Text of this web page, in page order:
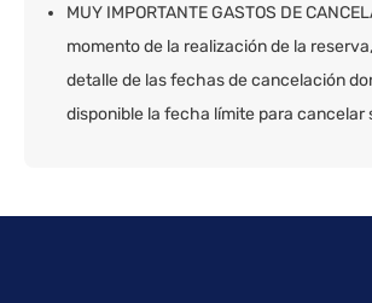
MUY IMPORTANTE GASTOS DE
momento de la realización de la
detalle de las fechas de cancelación
disponible la fecha límite para cancelar